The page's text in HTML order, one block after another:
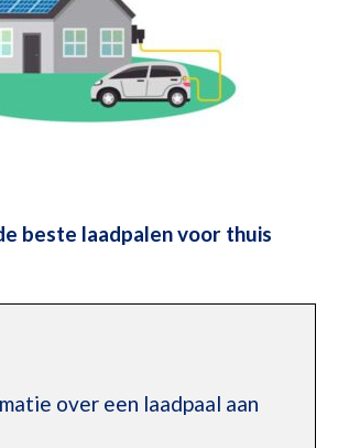
beste laadpalen voor thuis
over een laadpaal aan